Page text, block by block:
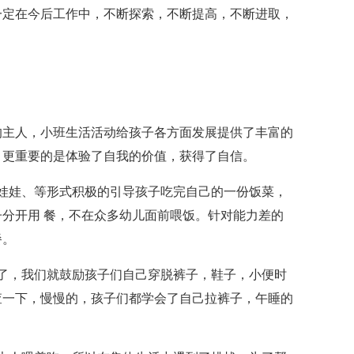
在今后工作中，不断探索，不断提高，不断进取，
人，小班生活活动给孩子各方面发展提供了丰富的
重要的是体验了自我的价值，获得了自信。
、等形式积极的引导孩子吃完自己的一份饭菜，
开用 餐，不在众多幼儿面前喂饭。针对能力差的
，我们就鼓励孩子们自己穿脱裤子，鞋子，小便时
下，慢慢的，孩子们都学会了自己拉裤子，午睡的